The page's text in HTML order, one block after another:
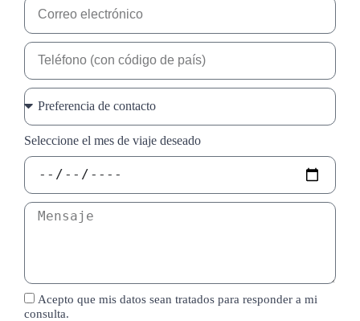
Seleccione el mes de viaje deseado
Acepto que mis datos sean tratados para responder a mi
consulta.